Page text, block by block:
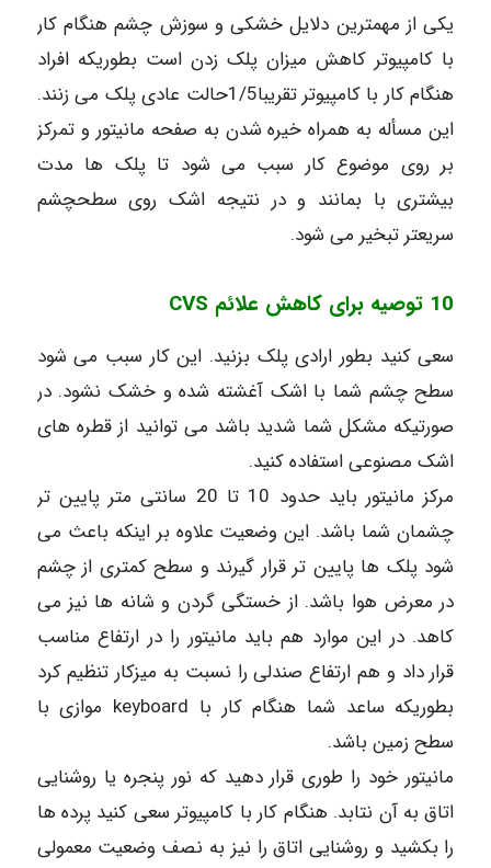
یکی از مهمترین دلایل خشکی و سوزش چشم هنگام کار
با کامپیوتر کاهش میزان پلک زدن است بطوریکه افراد
هنگام کار با کامپیوتر تقریبا1/5حالت عادی پلک می زنند.
این مسأله به همراه خیره شدن به صفحه مانیتور و تمرکز
بر روی موضوع کار سبب می شود تا پلک ها مدت
بیشتری با بمانند و در نتیجه اشک روی سطحچشم
سریعتر تبخیر می شود.
10 توصیه برای کاهش علائم CVS
سعی کنید بطور ارادی پلک بزنید. این کار سبب می شود
سطح چشم شما با اشک آغشته شده و خشک نشود. در
صورتیکه مشکل شما شدید باشد می توانید از قطره های
اشک مصنوعی استفاده کنید.
مرکز مانیتور باید حدود 10 تا 20 سانتی متر پایین تر
چشمان شما باشد. این وضعیت علاوه بر اینکه باعث می
شود پلک ها پایین تر قرار گیرند و سطح کمتری از چشم
در معرض هوا باشد. از خستگی گردن و شانه ها نیز می
کاهد. در این موارد هم باید مانیتور را در ارتفاع مناسب
قرار داد و هم ارتفاع صندلی را نسبت به میزکار تنظیم کرد
بطوریکه ساعد شما هنگام کار با keyboard موازی با
سطح زمین باشد.
مانیتور خود را طوری قرار دهید که نور پنجره یا روشنایی
اتاق به آن نتابد. هنگام کار با کامپیوتر سعی کنید پرده ها
را بکشید و روشنایی اتاق را نیز به نصف وضعیت معمولی